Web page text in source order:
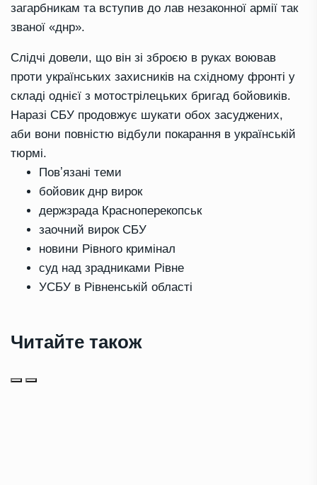
загарбникам та вступив до лав незаконної армії так
званої «днр».
Слідчі довели, що він зі зброєю в руках воював
проти українських захисників на східному фронті у
складі однієї з мотострілецьких бригад бойовиків.
Наразі СБУ продовжує шукати обох засуджених,
аби вони повністю відбули покарання в українській
тюрмі.
Повʼязані теми
бойовик днр вирок
держзрада Красноперекопськ
заочний вирок СБУ
новини Рівного кримінал
суд над зрадниками Рівне
УСБУ в Рівненській області
Читайте також